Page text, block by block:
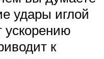
удары иглой
ускорению
к